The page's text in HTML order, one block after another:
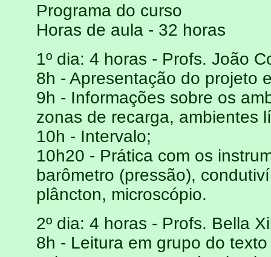
Programa do curso
Horas de aula - 32 horas
1º dia: 4 horas - Profs. João
8h - Apresentação do projeto
9h - Informações sobre os
zonas de recarga, ambientes
10h - Intervalo;
10h20 - Prática com os
barômetro (pressão),
plâncton, microscópio.
2º dia: 4 horas - Profs. Bella
8h - Leitura em grupo do